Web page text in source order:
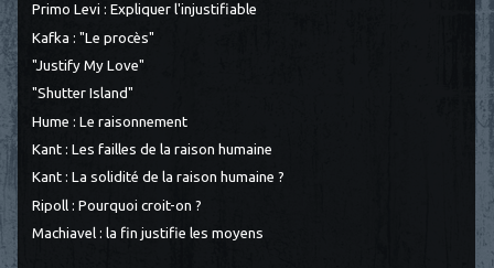
Primo Levi : Expliquer l'injustifiable
Kafka : "Le procès"
"Justify My Love"
"Shutter Island"
Hume : Le raisonnement
Kant : Les failles de la raison humaine
Kant : La solidité de la raison humaine ?
Ripoll : Pourquoi croit-on ?
Machiavel : la fin justifie les moyens